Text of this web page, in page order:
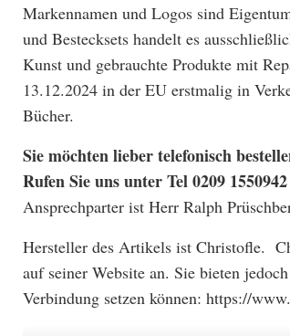
Markennamen und Logos sind
und Bestecksets handelt es
Kunst und gebrauchte Produkte mit
13.12.2024 in der EU erstmalig in
Bücher.
Sie möchten lieber telefonisch
Rufen Sie uns unter Tel 0209
Ansprechparter ist Herr Ralph
Hersteller des Artikels ist Christofle.
auf seiner Website an. Sie bieten
Verbindung setzen können: https://